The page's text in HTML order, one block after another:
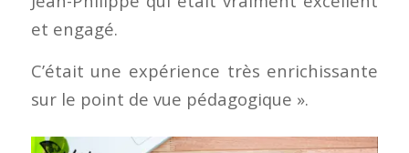
et engagé.
C’était une expérience très enrichissante
sur le point de vue pédagogique ».